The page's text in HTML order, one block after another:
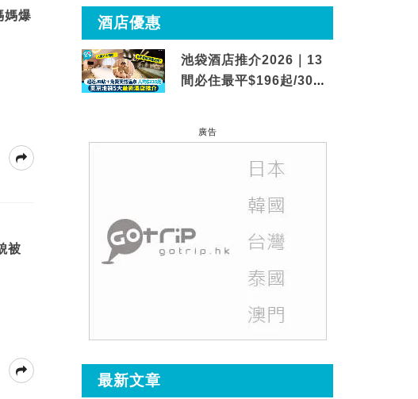
媽爆
被
酒店優惠
池袋酒店推介2026｜13
間必住最平$196起/30秒
廣告
最新文章